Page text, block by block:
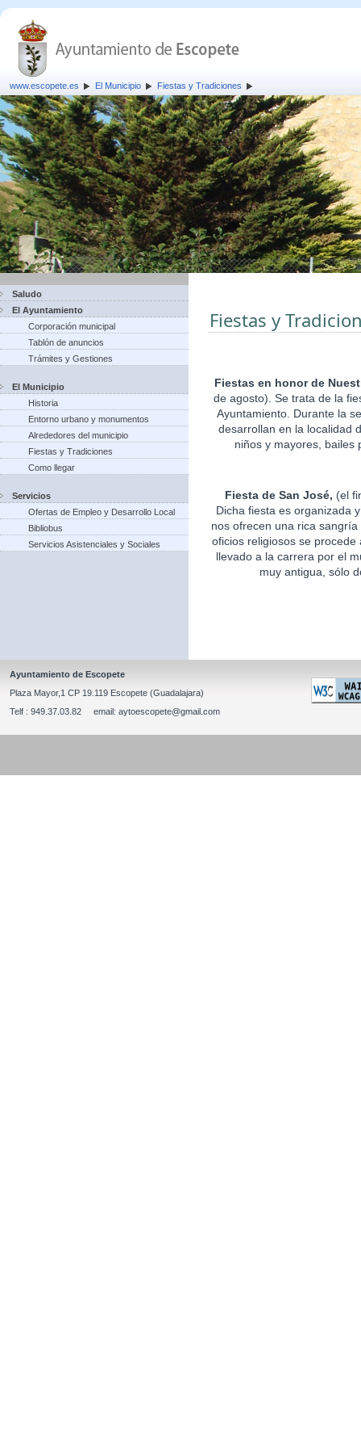
www.escopete.es El Municipio Fiestas y Tradiciones
Saludo
El Ayuntamiento
Corporación municipal
Tablón de anuncios
Trámites y Gestiones
El Municipio
Historia
Entorno urbano y monumentos
Alrededores del municipio
Fiestas y Tradiciones
Como llegar
Servicios
Ofertas de Empleo y Desarrollo Local
Bibliobus
Servicios Asistenciales y Sociales
Fiestas y
Fiestas en honor de
de agosto). Se trata de la
Ayuntamiento. Durante la
desarrollan en la localidad
niños y mayores, bailes
Fiesta de San José, (el
Dicha fiesta es organizada
nos ofrecen una rica
oficios religiosos se
llevado a la carrera por el
muy antigua, sólo
Ayuntamiento de Escopete
Plaza Mayor,1 CP 19.119 Escopete (Guadalajara)
Telf : 949.37.03.82 email: aytoescopete@gmail.com